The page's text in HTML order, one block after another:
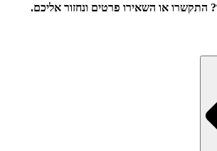
התקשרו או השאירו פרטים ונחזור אליכם.